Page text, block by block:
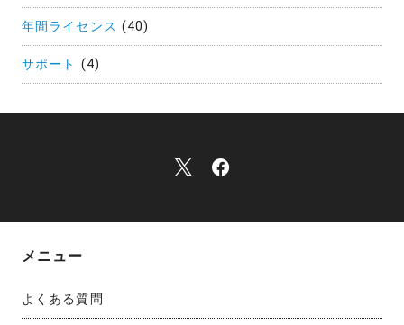
年間ライセンス (40)
サポート (4)
メニュー
よくある質問